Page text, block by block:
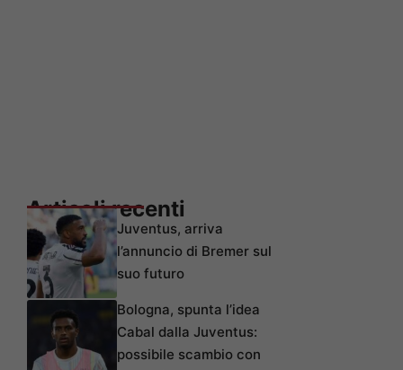
Articoli recenti
Juventus, arriva
l’annuncio di Bremer sul
suo futuro
Bologna, spunta l’idea
Cabal dalla Juventus:
possibile scambio con